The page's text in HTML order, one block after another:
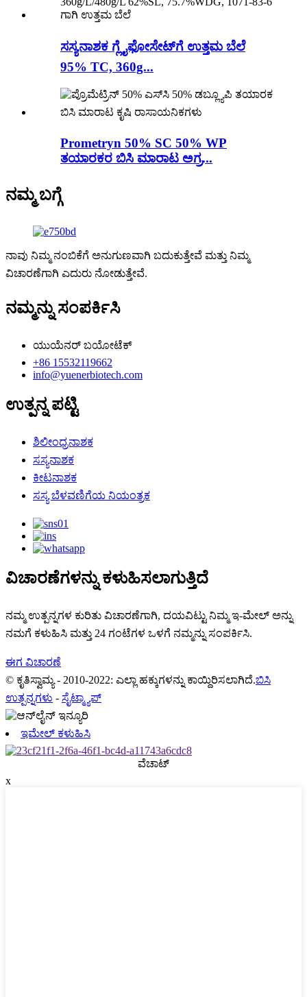
ಸಸ್ಯನಾಶಕ ಗ್ಲೈಫೋಸೇಟ್‌ಗೆ ಉತ್ತಮ ಬೆಲೆ
95% TC, 360g...
Prometryn 50% SC 50% WP
ತಯಾರಕರ ಬಿಸಿ ಮಾರಾಟ ಅಗ್ರ...
ನಮ್ಮ ಬಗ್ಗೆ
ನಾವು ನಿಮ್ಮ ನಂಬಿಕೆಗೆ ಅನುಗುಣವಾಗಿ ಬದುಕುತ್ತೇವೆ ಮತ್ತು ನಿಮ್ಮ
ವಿಚಾರಣೆಗಾಗಿ ಎದುರು ನೋಡುತ್ತೇವೆ.
ನಮ್ಮನ್ನು ಸಂಪರ್ಕಿಸಿ
ಯುಯೆನರ್ ಬಯೋಟೆಕ್
+86 15532119662
info@yuenerbiotech.com
ಉತ್ಪನ್ನ ಪಟ್ಟಿ
ಶಿಲೀಂಧ್ರನಾಶಕ
ಸಸ್ಯನಾಶಕ
ಕೀಟನಾಶಕ
ಸಸ್ಯ ಬೆಳವಣಿಗೆಯ ನಿಯಂತ್ರಕ
ವಿಚಾರಣೆಗಳನ್ನು ಕಳುಹಿಸಲಾಗುತ್ತಿದೆ
ನಮ್ಮ ಉತ್ಪನ್ನಗಳ ಕುರಿತು ವಿಚಾರಣೆಗಾಗಿ, ದಯವಿಟ್ಟು ನಿಮ್ಮ ಇ-ಮೇಲ್ ಅನ್ನು
ನಮಗೆ ಕಳುಹಿಸಿ ಮತ್ತು 24 ಗಂಟೆಗಳ ಒಳಗೆ ನಮ್ಮನ್ನು ಸಂಪರ್ಕಿಸಿ.
ಈಗ ವಿಚಾರಣೆ
© ಕೃತಿಸ್ವಾಮ್ಯ - 2010-2022: ಎಲ್ಲಾ ಹಕ್ಕುಗಳನ್ನು ಕಾಯ್ದಿರಿಸಲಾಗಿದೆ.ಬಿಸಿ
ಉತ್ಪನ್ನಗಳು - ಸೈಟ್ಮ್ಯಾಪ್
ಇಮೇಲ್ ಕಳುಹಿಸಿ
ವೆಚಾಟ್
x